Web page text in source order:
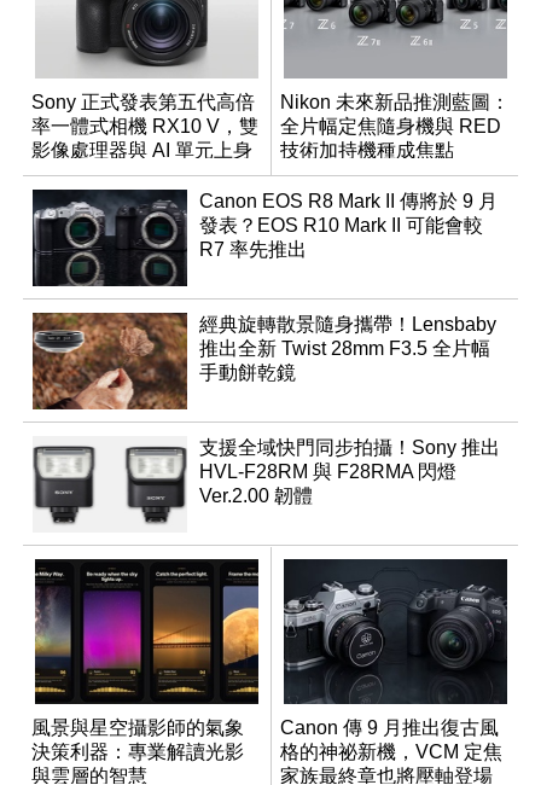
Sony 正式發表第五代高倍
率一體式相機 RX10 V，雙
影像處理器與 AI 單元上身
Nikon 未來新品推測藍圖：
全片幅定焦隨身機與 RED
技術加持機種成焦點
Canon EOS R8 Mark II 傳將於 9 月
發表？EOS R10 Mark II 可能會較
R7 率先推出
經典旋轉散景隨身攜帶！Lensbaby
推出全新 Twist 28mm F3.5 全片幅
手動餅乾鏡
支援全域快門同步拍攝！Sony 推出
HVL-F28RM 與 F28RMA 閃燈
Ver.2.00 韌體
風景與星空攝影師的氣象
決策利器：專業解讀光影
與雲層的智慧
Canon 傳 9 月推出復古風
格的神祕新機，VCM 定焦
家族最終章也將壓軸登場